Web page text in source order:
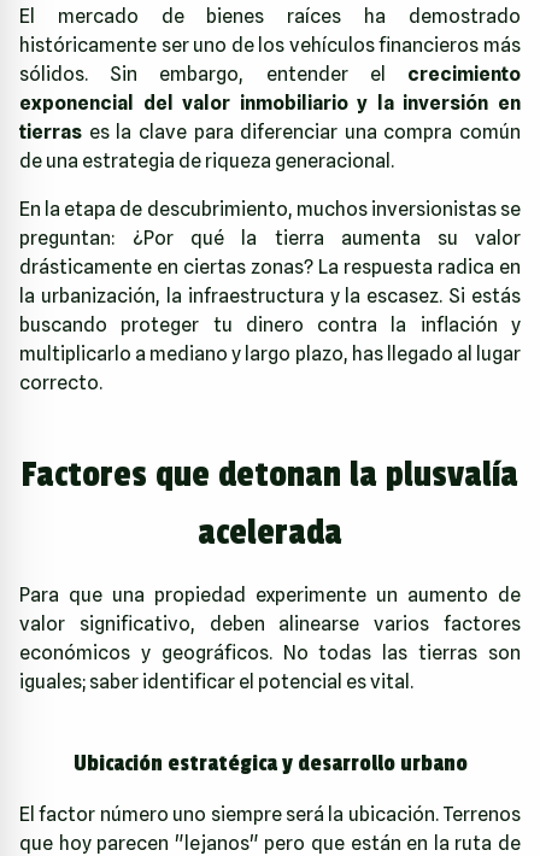
El mercado de bienes raíces ha demostrado
históricamente ser uno de los vehículos financieros más
sólidos. Sin embargo, entender el crecimiento
exponencial del valor inmobiliario y la inversión en
tierras es la clave para diferenciar una compra común
de una estrategia de riqueza generacional.
En la etapa de descubrimiento, muchos inversionistas se
preguntan: ¿Por qué la tierra aumenta su valor
drásticamente en ciertas zonas? La respuesta radica en
la urbanización, la infraestructura y la escasez. Si estás
buscando proteger tu dinero contra la inflación y
multiplicarlo a mediano y largo plazo, has llegado al lugar
correcto.
Factores que detonan la plusvalía
acelerada
Para que una propiedad experimente un aumento de
valor significativo, deben alinearse varios factores
económicos y geográficos. No todas las tierras son
iguales; saber identificar el potencial es vital.
Ubicación estratégica y desarrollo urbano
El factor número uno siempre será la ubicación. Terrenos
que hoy parecen "lejanos" pero que están en la ruta de